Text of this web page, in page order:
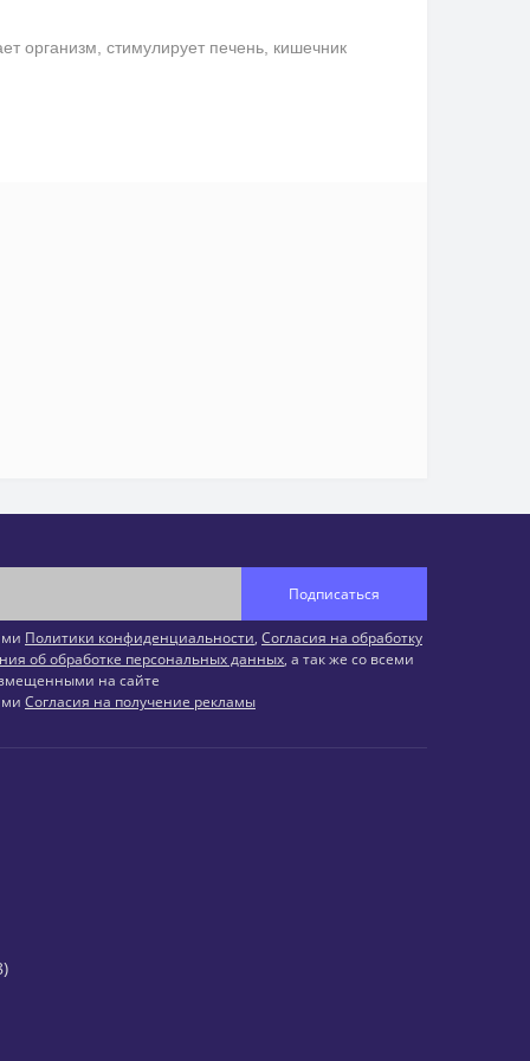
организм, стимулирует печень, кишечник
Подписаться
Политики конфиденциальности, Согласия на обработку
об обработке персональных данных, а так же со всеми
на сайте
Согласия на получение рекламы